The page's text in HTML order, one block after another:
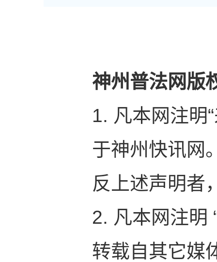
神州普法网版
1. 凡本网注明
于神州快讯网
反上述声明者
2. 凡本网注明
转载自其它媒